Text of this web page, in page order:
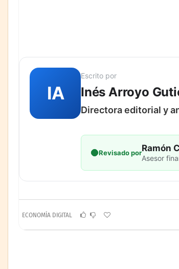
IA
Escrito por
Inés Arroyo
Directora editorial y
Revisado porRamón
Asesor
ECONOMÍA DIGITAL